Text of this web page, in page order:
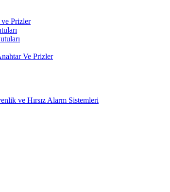
Prizler
Ve Prizler
ve Hırsız Alarm Sistemleri